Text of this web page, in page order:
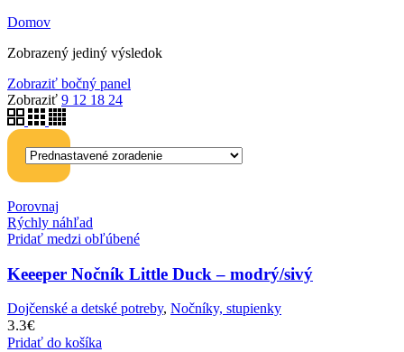
Domov
Zobrazený jediný výsledok
Zobraziť bočný panel
Zobraziť 9 12 18 24
Porovnaj
Rýchly náhľad
Pridať medzi obľúbené
Keeeper Nočník Little Duck – modrý/sivý
Dojčenské a detské potreby, Nočníky, stupienky
3.3€
Pridať do košíka